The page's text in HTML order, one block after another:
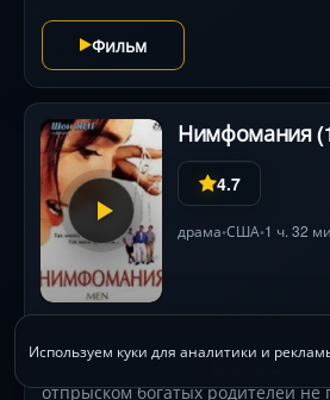
Фильм
Нимфомания
4.7
драма•США•1 ч. 32
Жизнь Стеллы с бойфрендом Тео,
отпрыском богатых родителей не
Используем куки для аналитики и